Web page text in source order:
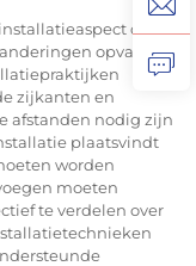
dat
opvangt
zijkanten en
afstanden nodig zijn
plaatsvindt
worden
moeten
te verdelen over